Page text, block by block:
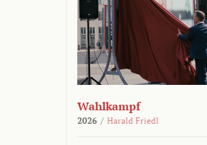
Wahlkampf
2026 / Harald Friedl